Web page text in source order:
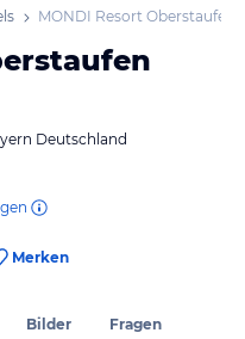
MONDI Resort Oberstaufen
Deutschland
Merken
Bilder Fragen